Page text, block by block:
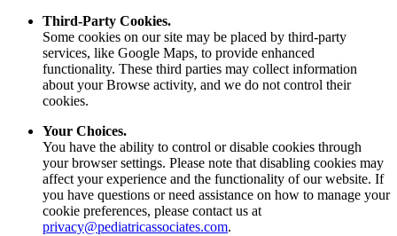
Third-Party Cookies.
Some cookies on our site may be placed by third-party
services, like Google Maps, to provide enhanced
functionality. These third parties may collect information
about your Browse activity, and we do not control their
cookies.
Your Choices.
You have the ability to control or disable cookies through
your browser settings. Please note that disabling cookies may
affect your experience and the functionality of our website. If
you have questions or need assistance on how to manage your
cookie preferences, please contact us at
privacy@pediatricassociates.com.